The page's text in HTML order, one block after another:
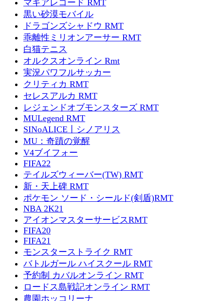
マギアレコード RMT
黒い砂漠モバイル
ドラゴンズシャドウ RMT
乖離性ミリオンアーサー RMT
白猫テニス
オルクスオンライン Rmt
実況パワフルサッカー
クリティカ RMT
セレスアルカ RMT
レジェンドオブモンスターズ RMT
MULegend RMT
SINoALICE丨シノアリス
MU：奇蹟の覚醒
V4ブイフォー
FIFA22
テイルズウィーバー(TW) RMT
新・天上碑 RMT
ポケモン ソード・シールド(剣盾)RMT
NBA 2K21
アイオンマスターサービスRMT
FIFA20
FIFA21
モンスターストライク RMT
バトルガール ハイスクール RMT
予約制 カバルオンライン RMT
ロードス島戦記オンライン RMT
農園ホッコリーナ